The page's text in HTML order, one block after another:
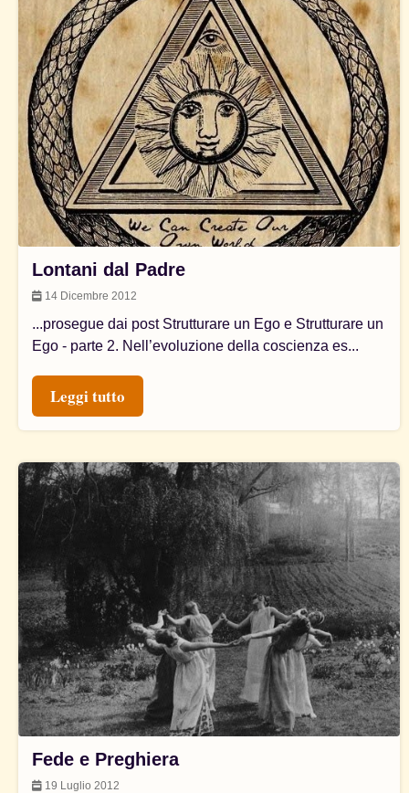
Lontani dal Padre
14 Dicembre 2012
...prosegue dai post Strutturare un Ego e Strutturare un
Ego - parte 2. Nell’evoluzione della coscienza es...
Leggi tutto
Fede e Preghiera
19 Luglio 2012